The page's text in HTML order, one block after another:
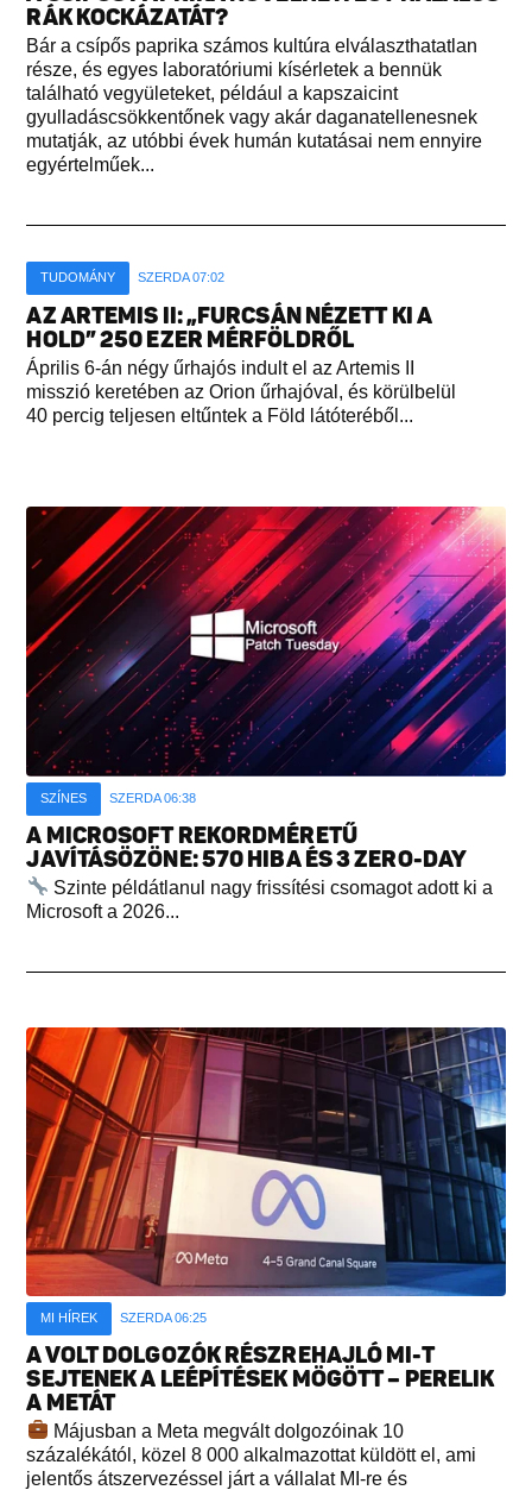
RÁK KOCKÁZATÁT?
Bár a csípős paprika számos kultúra elválaszthatatlan
része, és egyes laboratóriumi kísérletek a bennük
található vegyületeket, például a kapszaicint
gyulladáscsökkentőnek vagy akár daganatellenesnek
mutatják, az utóbbi évek humán kutatásai nem ennyire
egyértelműek...
TUDOMÁNY SZERDA 07:02
AZ ARTEMIS II: „FURCSÁN NÉZETT KI A
HOLD” 250 EZER MÉRFÖLDRŐL
Április 6-án négy űrhajós indult el az Artemis II
misszió keretében az Orion űrhajóval, és körülbelül
40 percig teljesen eltűntek a Föld látóteréből...
SZÍNES SZERDA 06:38
A MICROSOFT REKORDMÉRETŰ
JAVÍTÁSÖZÖNE: 570 HIBA ÉS 3 ZERO-DAY
Szinte példátlanul nagy frissítési csomagot adott ki a
Microsoft a 2026...
MI HÍREK SZERDA 06:25
A VOLT DOLGOZÓK RÉSZREHAJLÓ MI-T
SEJTENEK A LEÉPÍTÉSEK MÖGÖTT – PERELIK
A METÁT
Májusban a Meta megvált dolgozóinak 10
százalékától, közel 8 000 alkalmazottat küldött el, ami
jelentős átszervezéssel járt a vállalat MI-re és